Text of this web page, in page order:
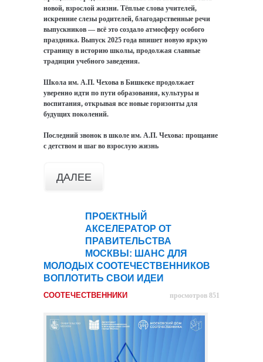
новой, взрослой жизни. Тёплые слова учителей,
искренние слезы родителей, благодарственные речи
выпускников — всё это создало атмосферу особого
праздника. Выпуск 2025 года впишет новую яркую
страницу в историю школы, продолжая славные
традиции учебного заведения.
Школа им. А.П. Чехова в Бишкеке продолжает
уверенно идти по пути образования, культуры и
воспитания, открывая все новые горизонты для
будущих поколений.
Последний звонок в школе им. А.П. Чехова: прощание
с детством и шаг во взрослую жизнь
ДАЛЕЕ
ПРОЕКТНЫЙ
АКСЕЛЕРАТОР ОТ
ПРАВИТЕЛЬСТВА
МОСКВЫ: ШАНС ДЛЯ
МОЛОДЫХ СООТЕЧЕСТВЕННИКОВ
ВОПЛОТИТЬ СВОИ ИДЕИ
СООТЕЧЕСТВЕННИКИ просмотров 851